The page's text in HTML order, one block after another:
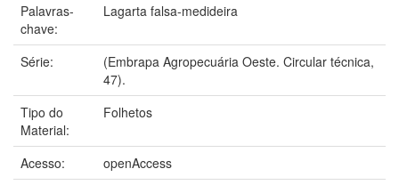
Palavras-
chave:
Lagarta falsa-medideira
Série:
(Embrapa Agropecuária Oeste. Circular técnica,
47).
Tipo do
Material:
Folhetos
Acesso:
openAccess